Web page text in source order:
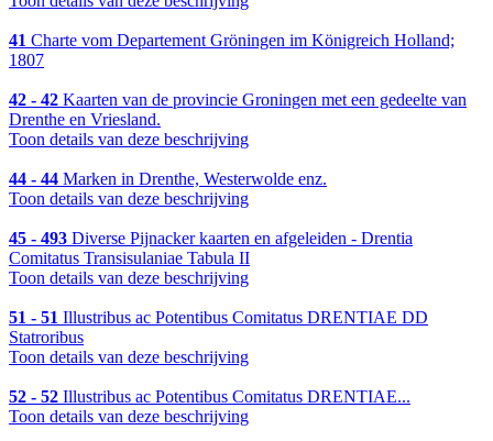
41 Charte vom Departement Gröningen im Königreich Holland;
1807
42 - 42 Kaarten van de provincie Groningen met een gedeelte van
Drenthe en Vriesland.
Toon details van deze beschrijving
44 - 44 Marken in Drenthe, Westerwolde enz.
Toon details van deze beschrijving
45 - 493 Diverse Pijnacker kaarten en afgeleiden - Drentia
Comitatus Transisulaniae Tabula II
Toon details van deze beschrijving
51 - 51 Illustribus ac Potentibus Comitatus DRENTIAE DD
Statroribus
Toon details van deze beschrijving
52 - 52 Illustribus ac Potentibus Comitatus DRENTIAE...
Toon details van deze beschrijving